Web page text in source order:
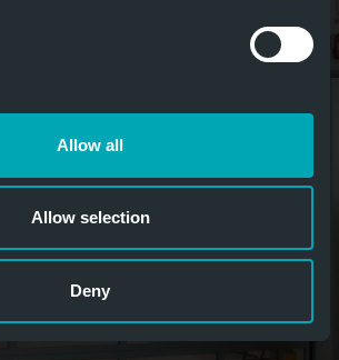
Allow all
Allow selection
Deny